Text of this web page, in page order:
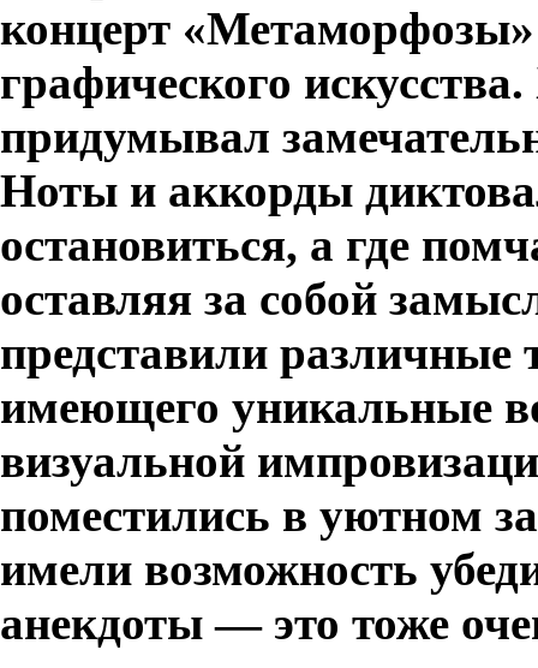
концерт «Метаморфозы»
графического
придумывал
Ноты и аккорды
остановиться, а где
оставляя за собой
представили различные
имеющего уникальные
визуальной
поместились в уютном
имели возможность
анекдоты — это тоже